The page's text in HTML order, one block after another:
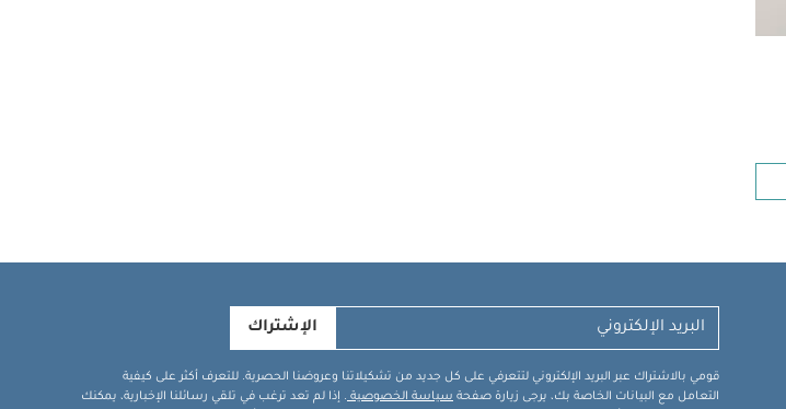
الإشتراك
قومي بالاشتراك عبر البريد الإلكتروني لتتعرفي على كل جديد من تشكيلاتنا وعروضنا الحصرية. للتعرف أكثر على كيفية
التعامل مع البيانات الخاصة بك، يرجى زيارة صفحة سياسة الخصوصية . إذا لم تعد ترغب في تلقي رسائلنا الإخبارية، يمكنك